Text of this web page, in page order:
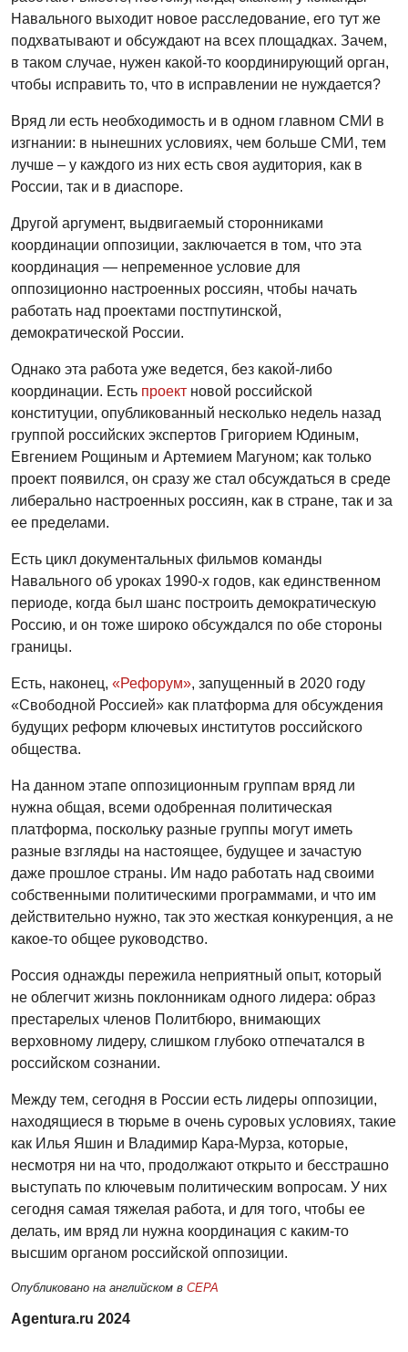
Навального выходит новое расследование, его тут же
подхватывают и обсуждают на всех площадках. Зачем,
в таком случае, нужен какой-то координирующий орган,
чтобы исправить то, что в исправлении не нуждается?
Вряд ли есть необходимость и в одном главном СМИ в
изгнании: в нынешних условиях, чем больше СМИ, тем
лучше – у каждого из них есть своя аудитория, как в
России, так и в диаспоре.
Другой аргумент, выдвигаемый сторонниками
координации оппозиции, заключается в том, что эта
координация — непременное условие для
оппозиционно настроенных россиян, чтобы начать
работать над проектами постпутинской,
демократической России.
Однако эта работа уже ведется, без какой-либо
координации. Есть проект новой российской
конституции, опубликованный несколько недель назад
группой российских экспертов Григорием Юдиным,
Евгением Рощиным и Артемием Магуном; как только
проект появился, он сразу же стал обсуждаться в среде
либерально настроенных россиян, как в стране, так и за
ее пределами.
Есть цикл документальных фильмов команды
Навального об уроках 1990-х годов, как единственном
периоде, когда был шанс построить демократическую
Россию, и он тоже широко обсуждался по обе стороны
границы.
Есть, наконец, «Рефорум», запущенный в 2020 году
«Свободной Россией» как платформа для обсуждения
будущих реформ ключевых институтов российского
общества.
На данном этапе оппозиционным группам вряд ли
нужна общая, всеми одобренная политическая
платформа, поскольку разные группы могут иметь
разные взгляды на настоящее, будущее и зачастую
даже прошлое страны. Им надо работать над своими
собственными политическими программами, и что им
действительно нужно, так это жесткая конкуренция, а не
какое-то общее руководство.
Россия однажды пережила неприятный опыт, который
не облегчит жизнь поклонникам одного лидера: образ
престарелых членов Политбюро, внимающих
верховному лидеру, слишком глубоко отпечатался в
российском сознании.
Между тем, сегодня в России есть лидеры оппозиции,
находящиеся в тюрьме в очень суровых условиях, такие
как Илья Яшин и Владимир Кара-Мурза, которые,
несмотря ни на что, продолжают открыто и бесстрашно
выступать по ключевым политическим вопросам. У них
сегодня самая тяжелая работа, и для того, чтобы ее
делать, им вряд ли нужна координация с каким-то
высшим органом российской оппозиции.
Опубликовано на английском в CEPA
Agentura.ru 2024